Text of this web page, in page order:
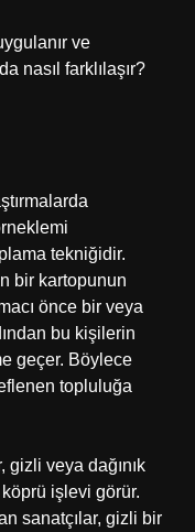
ve
nasıl farklılaşır?
tekniğidir.
bir kartopunun
önce bir veya
bu kişilerin
geçer. Böylece
topluluğa
gizli veya dağınık
köprü işlevi görür.
sanatçılar, gizli bir